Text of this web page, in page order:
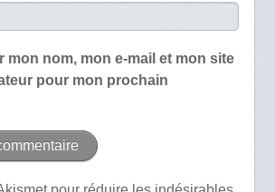
mon nom, mon e-mail et mon site
pour mon prochain